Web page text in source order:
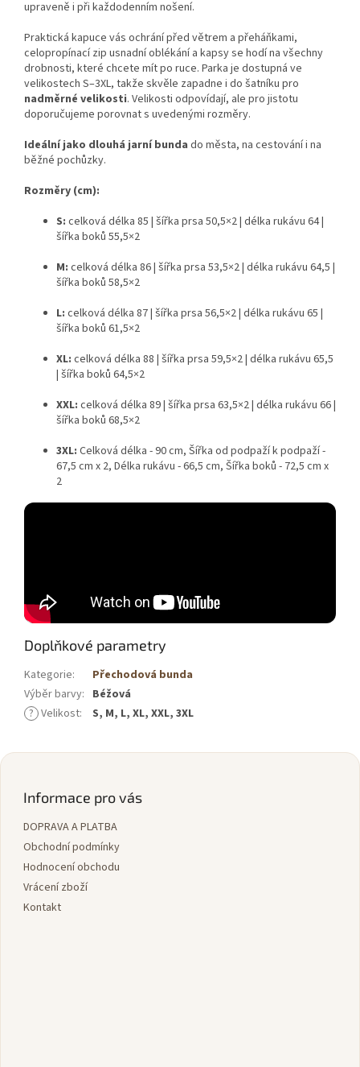
upraveně i při každodenním nošení.
Praktická kapuce vás ochrání před větrem a přeháňkami,
celopropínací zip usnadní oblékání a kapsy se hodí na všechny
drobnosti, které chcete mít po ruce. Parka je dostupná ve
velikostech S–3XL, takže skvěle zapadne i do šatníku pro
nadměrné velikosti. Velikosti odpovídají, ale pro jistotu
doporučujeme porovnat s uvedenými rozměry.
Ideální jako dlouhá jarní bunda do města, na cestování i na
běžné pochůzky.
Rozměry (cm):
S: celková délka 85 | šířka prsa 50,5×2 | délka rukávu 64 |
šířka boků 55,5×2
M: celková délka 86 | šířka prsa 53,5×2 | délka rukávu 64,5 |
šířka boků 58,5×2
L: celková délka 87 | šířka prsa 56,5×2 | délka rukávu 65 |
šířka boků 61,5×2
XL: celková délka 88 | šířka prsa 59,5×2 | délka rukávu 65,5
| šířka boků 64,5×2
XXL: celková délka 89 | šířka prsa 63,5×2 | délka rukávu 66 |
šířka boků 68,5×2
3XL: Celková délka - 90 cm, Šířka od podpaží k podpaží -
67,5 cm x 2, Délka rukávu - 66,5 cm, Šířka boků - 72,5 cm x
2
Doplňkové parametry
Kategorie:
Přechodová bunda
Výběr barvy: Béžová
? Velikost: S, M, L, XL, XXL, 3XL
Z
Informace pro vás
DOPRAVA A PLATBA
Obchodní podmínky
Hodnocení obchodu
Vrácení zboží
Kontakt